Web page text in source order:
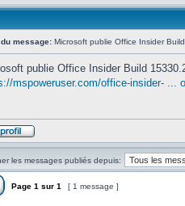
message: Microsoft publie Office Insider
publie Office Insider Build
mspoweruser.com/office-insider- ...
les messages publiés depuis:
Page 1 sur 1 [ 1 message ]